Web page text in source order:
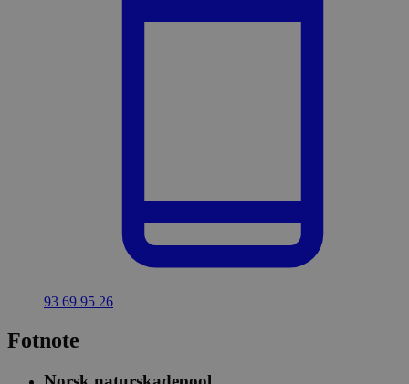
93 69 95 26
Fotnote